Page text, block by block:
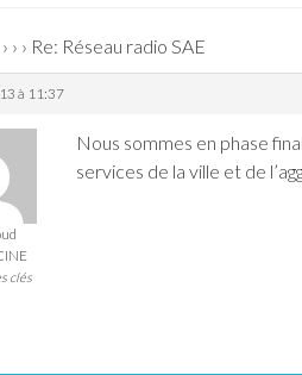
› › › Re: Réseau radio SAE
à 11:37
clés
Nous sommes en phase
services de la ville et de